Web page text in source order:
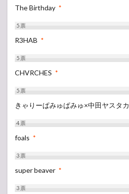
The Birthday *
5票
R3HAB *
5票
CHVRCHES *
5票
きゃりーぱみゅぱみゅ×中田ヤスタカ
4票
foals *
3票
super beaver *
3票